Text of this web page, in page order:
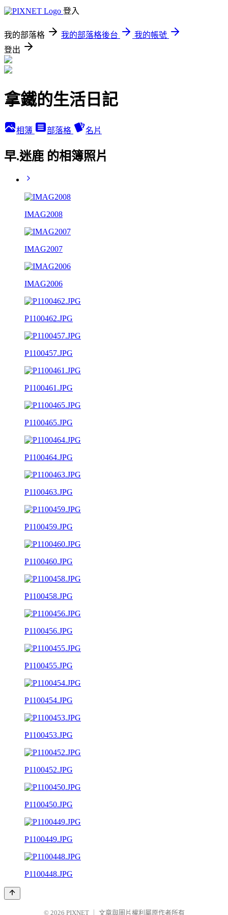
登入
我的部落格 我的部落格後台
我的帳號
登出
拿鐵的生活日記
相簿 部落格 名片
早.迷鹿 的相簿照片
IMAG2008
IMAG2007
IMAG2006
P1100462.JPG
P1100457.JPG
P1100461.JPG
P1100465.JPG
P1100464.JPG
P1100463.JPG
P1100459.JPG
P1100460.JPG
P1100458.JPG
P1100456.JPG
P1100455.JPG
P1100454.JPG
P1100453.JPG
P1100452.JPG
P1100450.JPG
P1100449.JPG
P1100448.JPG
© 2026 PIXNET 文章與圖片權利屬原作者所有